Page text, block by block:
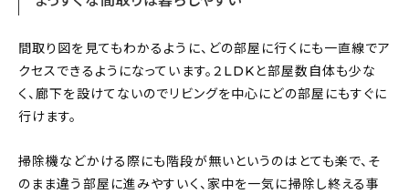
間取り図を見てもわかるように、どの部屋に行くにも一直線でア
クセスできるようになっています。２LDKと部屋数自体も少な
く、廊下を設けてないのでリビングを中心にどの部屋にもすぐに
行けます。
掃除機などかける際にも階段が無いというのはとても楽で、そ
のまま違う部屋に進みやすいく、家中を一気に掃除し終える事